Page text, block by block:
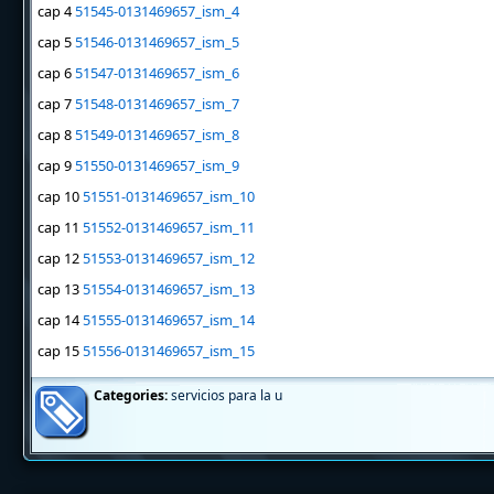
cap 451545-0131469657_ism_4
cap 551546-0131469657_ism_5
cap 651547-0131469657_ism_6
cap 751548-0131469657_ism_7
cap 851549-0131469657_ism_8
cap 951550-0131469657_ism_9
cap 1051551-0131469657_ism_10
cap 11 51552-0131469657_ism_11
cap 1251553-0131469657_ism_12
cap 1351554-0131469657_ism_13
cap 1451555-0131469657_ism_14
cap 1551556-0131469657_ism_15
Categories: servicios para la u